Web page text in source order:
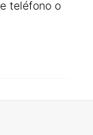
teléfono o